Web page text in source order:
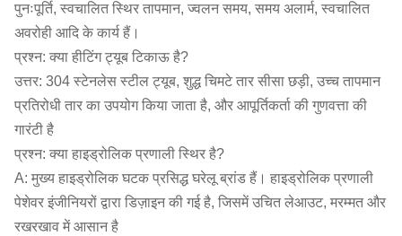
पुनःपूर्ति, स्वचालित स्थिर तापमान, ज्वलन समय, समय अलार्म, स्वचालित
अवरोही आदि के कार्य हैं।
प्रश्न: क्या हीटिंग ट्यूब टिकाऊ है?
उत्तर: 304 स्टेनलेस स्टील ट्यूब, शुद्ध चिमटे तार सीसा छड़ी, उच्च तापमान
प्रतिरोधी तार का उपयोग किया जाता है, और आपूर्तिकर्ता की गुणवत्ता की
गारंटी है
प्रश्न: क्या हाइड्रोलिक प्रणाली स्थिर है?
A: मुख्य हाइड्रोलिक घटक प्रसिद्ध घरेलू ब्रांड हैं। हाइड्रोलिक प्रणाली
पेशेवर इंजीनियरों द्वारा डिज़ाइन की गई है, जिसमें उचित लेआउट, मरम्मत और
रखरखाव में आसान है